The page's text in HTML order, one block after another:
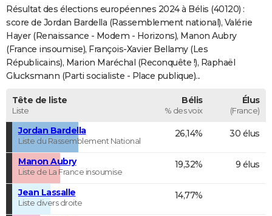
COPAINS D'AVANT
S'inscrire
Se connecter
Lycées
Collèges
Primaires
Universités
Entreprises
Service militaire
Avis de recherche
AVIS DE DÉCÈS
FORUM
Résultat des élections européennes 2024 à Bélis (40120) :
score de Jordan Bardella (Rassemblement national), Valérie
Hayer (Renaissance - Modem - Horizons), Manon Aubry
(France insoumise), François-Xavier Bellamy (Les
Républicains), Marion Maréchal (Reconquête !), Raphaël
Glucksmann (Parti socialiste - Place publique)...
Tête de liste
Liste
Bélis
% des voix
Élus
(France)
Jordan Bardella
Liste du Rassemblement National
26,14% 30 élus
Manon Aubry
Liste de La France insoumise
19,32% 9 élus
Jean Lassalle
Liste divers droite
14,77%